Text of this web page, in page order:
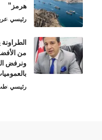
هرمز”
رئيسي عربي
الطراونة يرد
من الأفضل
ونرفض
بالعموميات
طب